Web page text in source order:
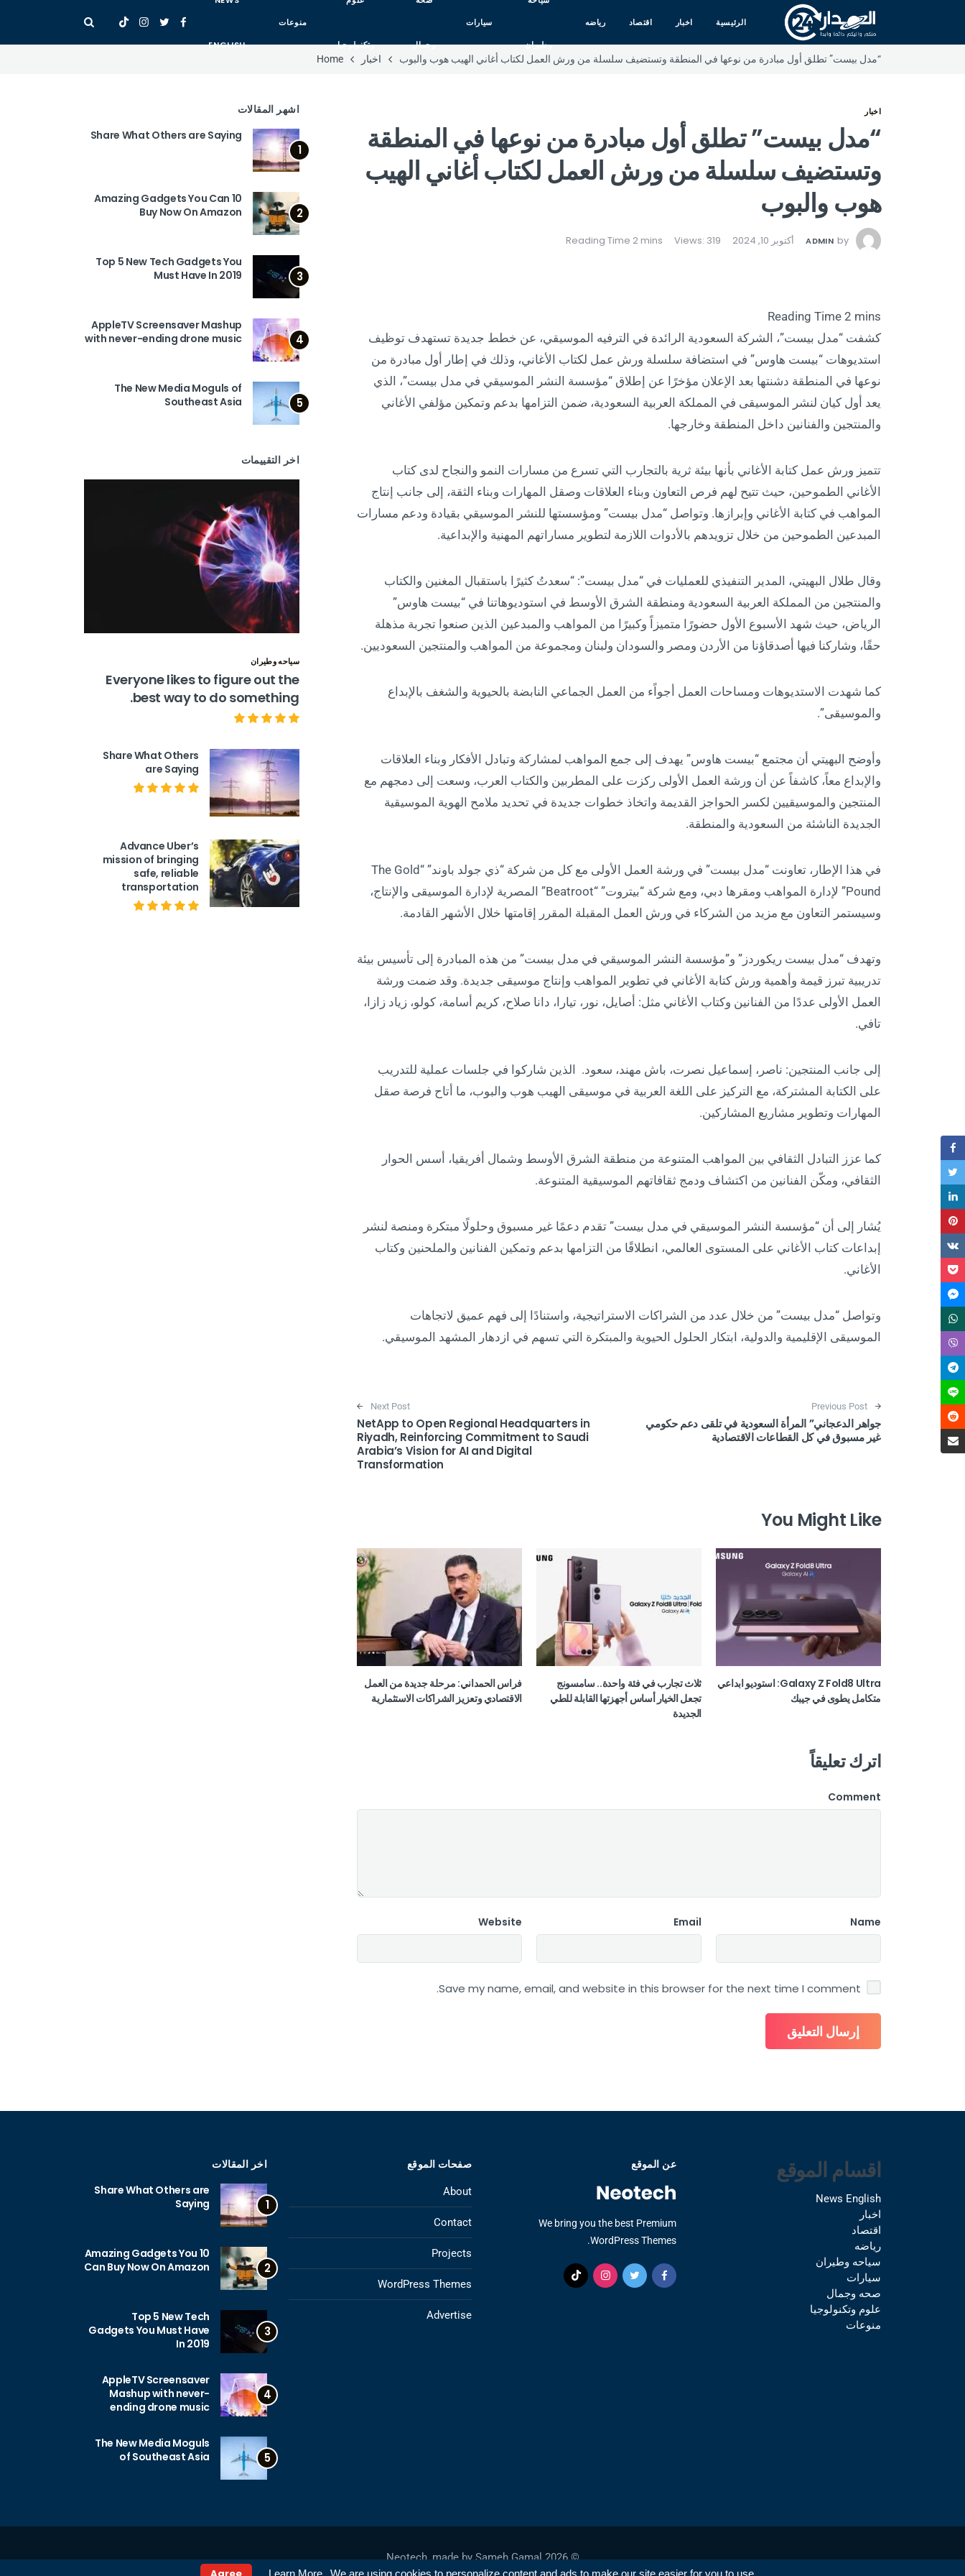
We are using cookies to personalize content and ads to make our site easier for you to use.
Learn More
الرئيسية اخبار اقتصاد رياضه
وطيران
سيارات
وجمال وتكنولوجيا
منوعات
ENGLISH
“مدل بيست” تطلق أول مبادرة من نوعها في المنطقة وتستضيف سلسلة من ورش العمل لكتاب أغاني الهيب هوب والبوب
اخبار Home
اخبار
“مدل بيست” تطلق أول مبادرة من نوعها في المنطقة
وتستضيف سلسلة من ورش العمل لكتاب أغاني الهيب
هوب والبوب
by
ADMIN أكتوبر 10, 2024 Views: 319
كشفت “مدل بيست”، الشركة السعودية الرائدة في الترفيه الموسيقي، عن خطط جديدة تستهدف توظيف
استديوهات “بيست هاوس” في استضافة سلسلة ورش عمل لكتاب الأغاني، وذلك في إطار أول مبادرة من
نوعها في المنطقة دشنتها بعد الإعلان مؤخرًا عن إطلاق “مؤسسة النشر الموسيقي في مدل بيست”، الذي
يعد أول كيان لنشر الموسيقى في المملكة العربية السعودية، ضمن التزامها بدعم وتمكين مؤلفي الأغاني
والمنتجين والفنانين داخل المنطقة وخارجها.
تتميز ورش عمل كتابة الأغاني بأنها بيئة ثرية بالتجارب التي تسرع من مسارات النمو والنجاح لدى كتاب
الأغاني الطموحين، حيث تتيح لهم فرص التعاون وبناء العلاقات وصقل المهارات وبناء الثقة، إلى جانب إنتاج
المواهب في كتابة الأغاني وإبرازها. وتواصل “مدل بيست” ومؤسستها للنشر الموسيقي بقيادة ودعم مسارات
المبدعين الطموحين من خلال تزويدهم بالأدوات اللازمة لتطوير مساراتهم المهنية والإبداعية.
وقال طلال البهيتي، المدير التنفيذي للعمليات في “مدل بيست”: “سعدتُ كثيرًا باستقبال المغنين والكتاب
والمنتجين من المملكة العربية السعودية ومنطقة الشرق الأوسط في استوديوهاتنا في “بيست هاوس”
الرياض، حيث شهد الأسبوع الأول حضورًا متميزاً وكبيرًا من المواهب والمبدعين الذين صنعوا تجربة مذهلة
حقًا، وشاركنا فيها أصدقاؤنا من الأردن ومصر والسودان ولبنان ومجموعة من المواهب والمنتجين السعوديين.
كما شهدت الاستديوهات ومساحات العمل أجواًء من العمل الجماعي النابضة بالحيوية والشغف بالإبداع
والموسيقى”.
وأوضح البهيتي أن مجتمع “بيست هاوس” يهدف إلى جمع المواهب لمشاركة وتبادل الأفكار وبناء العلاقات
والإبداع معاً، كاشفاً عن أن ورشة العمل الأولى ركزت على المطربين والكتاب العرب، وسعت إلى دمجهم مع
المنتجين والموسيقيين لكسر الحواجز القديمة واتخاذ خطوات جديدة في تحديد ملامح الهوية الموسيقية
الجديدة الناشئة من السعودية والمنطقة.
في هذا الإطار، تعاونت “مدل بيست” في ورشة العمل الأولى مع كل من شركة “ذي جولد باوند” “The Gold
Pound” لإدارة المواهب ومقرها دبي، ومع شركة “بيتروت” “Beatroot” المصرية لإدارة الموسيقى والإنتاج،
وسيستمر التعاون مع مزيد من الشركاء في ورش العمل المقبلة المقرر إقامتها خلال الأشهر القادمة.
وتهدف “مدل بيست ريكوردز” و”مؤسسة النشر الموسيقي في مدل بيست” من هذه المبادرة إلى تأسيس بيئة
تدريبية تبرز قيمة وأهمية ورش كتابة الأغاني في تطوير المواهب وإنتاج موسيقى جديدة. وقد ضمت ورشة
العمل الأولى عددًا من الفنانين وكتاب الأغاني مثل: أصايل، نور، تيارا، دانا صلاح، كريم أسامة، كولو، زياد زازا،
تافي.
إلى جانب المنتجين: ناصر، إسماعيل نصرت، باش مهند، سعود. الذين شاركوا في جلسات عملية للتدريب
على الكتابة المشتركة، مع التركيز على اللغة العربية في موسيقى الهيب هوب والبوب، ما أتاح فرصة صقل
المهارات وتطوير مشاريع المشاركين.
كما عزز التبادل الثقافي بين المواهب المتنوعة من منطقة الشرق الأوسط وشمال أفريقيا، أسس الحوار
الثقافي، ومكّن الفنانين من اكتشاف ودمج ثقافاتهم الموسيقية المتنوعة.
يُشار إلى أن “مؤسسة النشر الموسيقي في مدل بيست” تقدم دعمًا غير مسبوق وحلولًا مبتكرة ومنصة لنشر
إبداعات كتاب الأغاني على المستوى العالمي، انطلاقًا من التزامها بدعم وتمكين الفنانين والملحنين وكتاب
الأغاني.
وتواصل “مدل بيست” من خلال عدد من الشراكات الاستراتيجية، واستنادًا إلى فهم عميق لاتجاهات
الموسيقى الإقليمية والدولية، ابتكار الحلول الحيوية والمبتكرة التي تسهم في ازدهار المشهد الموسيقي.
Post navigation
Previous Post
جواهر الدعجاني” المرأة السعودية في تلقى دعم حكومي
غير مسبوق في كل القطاعات الاقتصادية
Next Post
NetApp to Open Regional Headquarters in
Riyadh, Reinforcing Commitment to Saudi
Arabia’s Vision for AI and Digital
Transformation
You Might Like
Galaxy Z Fold8 Ultra: استوديو ابداعي
متكامل يطوى في جيبك
ثلاث تجارب في فئة واحدة.. سامسونج
تجعل الخيار أساس أجهزتها القابلة للطي
الجديدة
فراس الحمداني: مرحلة جديدة من العمل
الاقتصادي وتعزيز الشراكات الاستثمارية
اترك تعليقاً
Comment
Name
Email
Website
Save my name, email, and website in this browser for the next time I comment.
اشهر المقالات
1
Share What Others are Saying
2
10 Amazing Gadgets You Can
Buy Now On Amazon
3
Top 5 New Tech Gadgets You
Must Have In 2019
4
AppleTV Screensaver Mashup
with never-ending drone music
5
The New Media Moguls of
Southeast Asia
اخر التقييمات
سياحه وطيران
Everyone likes to figure out the
best way to do something.
Share What Others
are Saying
Advance Uber’s
mission of bringing
safe, reliable
transportation
اقسام الموقع
News English
اخبار
اقتصاد
رياضه
سياحه وطيران
سيارات
صحه وجمال
علوم وتكنولوجيا
منوعات
عن الموقع
We bring you the best Premium
WordPress Themes.
صفحات الموقع
About
Contact
Projects
WordPress Themes
Advertise
اخر المقالات
1
Share What Others are
Saying
2
10 Amazing Gadgets You
Can Buy Now On Amazon
3
Top 5 New Tech
Gadgets You Must Have
In 2019
4
AppleTV Screensaver
Mashup with never-
ending drone music
5
The New Media Moguls
of Southeast Asia
© 2026 Neotech, made by
Sameh Gamal